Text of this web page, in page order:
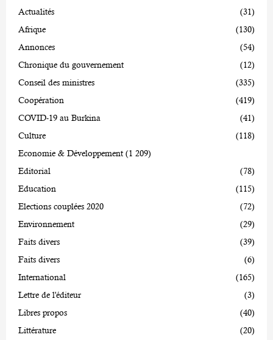
Actualités
(31)
Afrique
(130)
Annonces
(54)
Chronique du gouvernement
(12)
Conseil des ministres
(335)
Coopération
(419)
COVID-19 au Burkina
(41)
Culture
(118)
Economie & Développement (1 209)
Editorial
(78)
Education
(115)
Elections couplées 2020
(72)
Environnement
(29)
Faits divers
(39)
Faits divers
(6)
International
(165)
Lettre de l'éditeur
(3)
Libres propos
(40)
Littérature
(20)